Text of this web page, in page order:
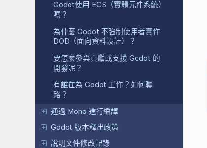
Godot使用 ECS（實體元件系統）
嗎？
為什麼 Godot 不強制使用者實作
DOD（面向資料設計）？
要怎麼參與貢獻或支援 Godot 的
開發呢？
有誰在為 Godot 工作？如何聯
路？
通過 Mono 進行編譯
Godot 版本釋出政策
說明文件修改記錄